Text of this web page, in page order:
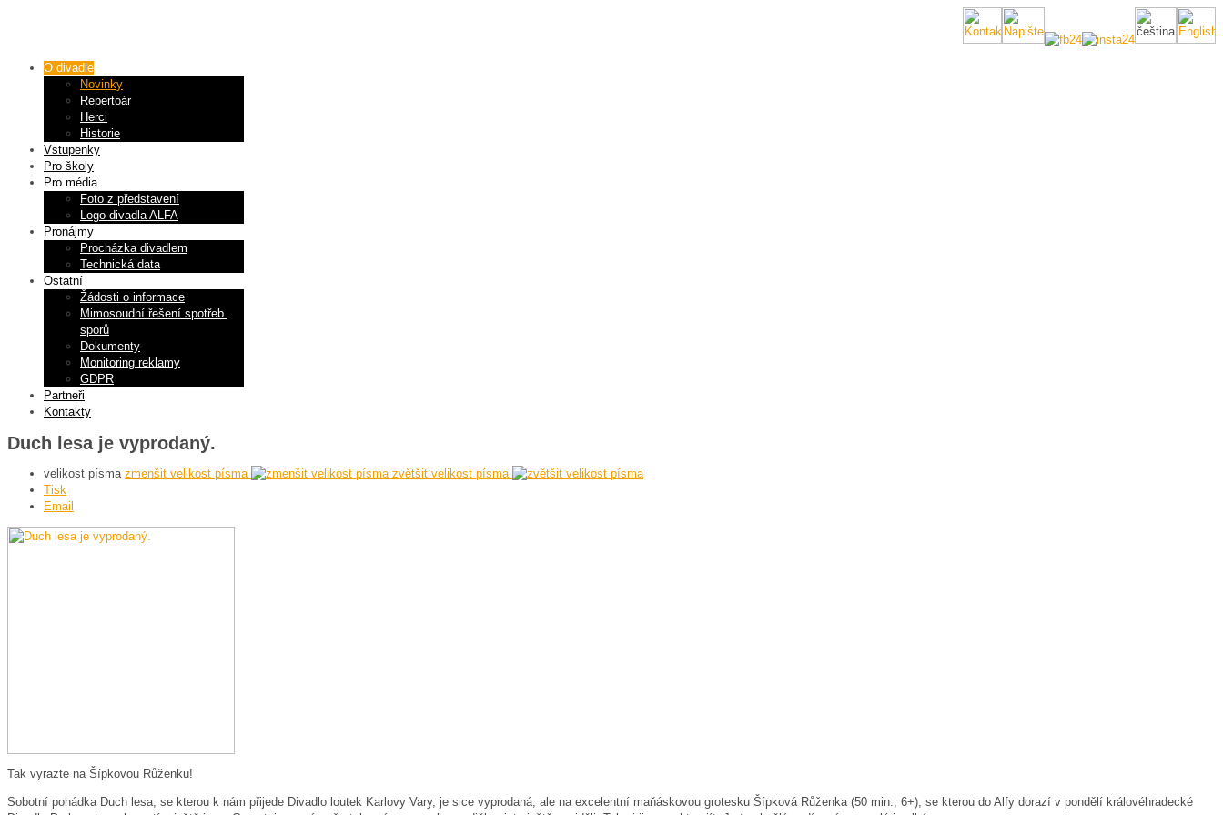
O divadle
Novinky
Repertoár
Herci
Historie
Vstupenky
Pro školy
Pro média
Foto z představení
Logo divadla ALFA
Pronájmy
Procházka divadlem
Technická data
Ostatní
Žádosti o informace
Mimosoudní řešení spotřeb.
sporů
Dokumenty
Monitoring reklamy
GDPR
Partneři
Kontakty
Duch lesa je vyprodaný.
velikost písma zmenšit velikost písma
zvětšit velikost písma
Tisk
Email
Tak vyrazte na Šípkovou Růženku!
Sobotní pohádka Duch lesa, se kterou k nám přijede Divadlo loutek Karlovy Vary, je sice vyprodaná, ale na excelentní maňáskovou grotesku Šípková Růženka (50 min., 6+), se kterou do Alfy dorazí v pondělí královéhradecké